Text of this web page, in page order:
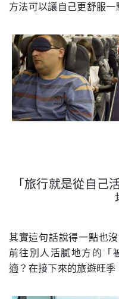
方法可以讓自己更舒服一
「旅行就是從自己
其實這句話說得一點也
前往別人活膩地方的「
適？在接下來的旅遊旺